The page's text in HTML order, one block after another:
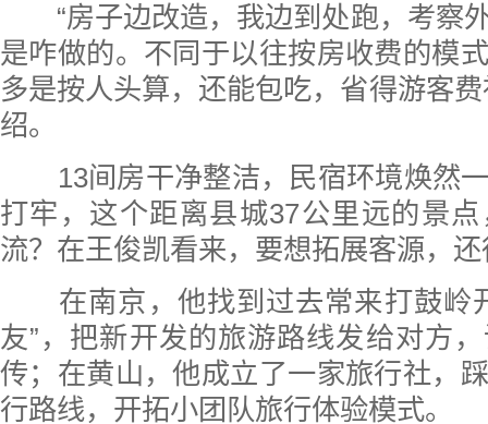
“房子边改造，我边到处跑，考察
是咋做的。不同于以往按房收费的模
多是按人头算，还能包吃，省得游客
绍。
13间房干净整洁，民宿环境焕然一
打牢，这个距离县城37公里远的景
流？在王俊凯看来，要想拓展客源，
在南京，他找到过去常来打鼓岭
友”，把新开发的旅游路线发给对方
传；在黄山，他成立了一家旅行社，
行路线，开拓小团队旅行体验模式。